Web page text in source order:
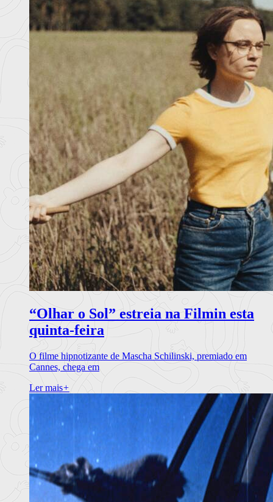
“Olhar o Sol” estreia na Filmin esta
quinta-feira
O filme hipnotizante de Mascha Schilinski, premiado em
Cannes, chega em
Ler mais+